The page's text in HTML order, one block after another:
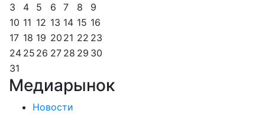
3
4 5 6 7 8
9
10 11 12 13 14 15 16
17 18 19 20 21 22 23
24 25 26 27 28 29 30
31
Медиарынок
Новости